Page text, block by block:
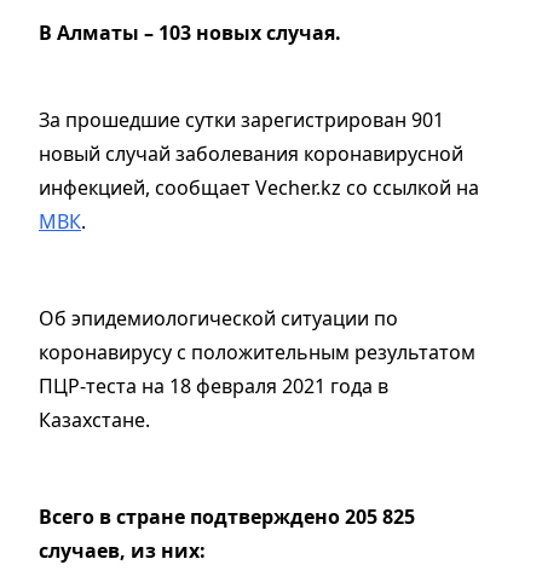
В Алматы – 103 новых случая.
За прошедшие сутки зарегистрирован 901
новый случай заболевания коронавирусной
инфекцией, сообщает Vecher.kz со ссылкой на
МВК.
Об эпидемиологической ситуации по
коронавирусу с положительным результатом
ПЦР-теста на 18 февраля 2021 года в
Казахстане.
Всего в стране подтверждено 205 825
случаев, из них: